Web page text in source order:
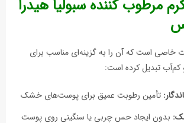
مرطوب‌ کننده سبولیا هیدرا
خاصی است که آن را به گزینه‌ای مناسب برای
تبدیل کرده است:
تأمین رطوبت عمیق برای پوست‌های خشک
بدون ایجاد حس چربی یا سنگینی روی پوست